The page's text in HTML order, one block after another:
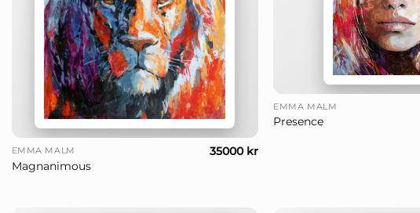
+
EMMA MALM
Magnanimous
35000 kr
EMMA MALM
Presence